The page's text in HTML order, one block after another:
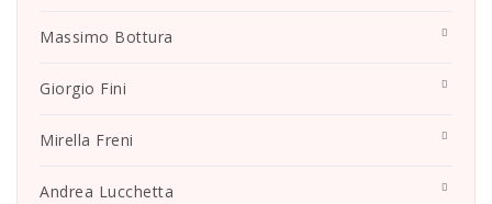
Massimo Bottura
Giorgio Fini
Mirella Freni
Andrea Lucchetta